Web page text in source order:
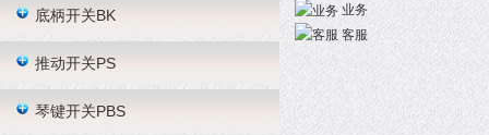
底柄开关BK
推动开关PS
琴键开关PBS
业务
客服